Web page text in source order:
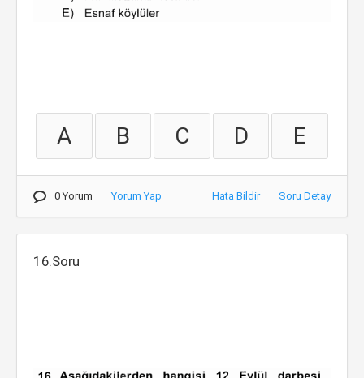
A B C D E
0 Yorum Yorum Yap Hata Bildir Soru Detay
16.Soru